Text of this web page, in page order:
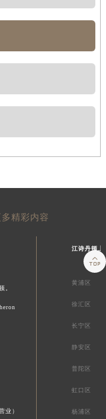
精彩内容
。
业）
江诗丹顿上
黄浦区
徐汇区
长宁区
静安区
普陀区
虹口区
杨浦区
